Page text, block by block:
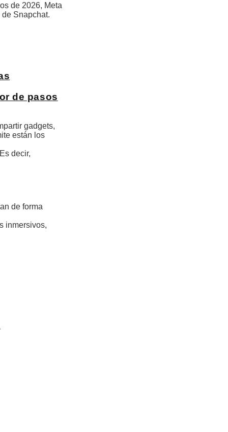
de 2026, Meta
Snapchat.
de pasos
gadgets,
están los
decir,
de forma
inmersivos,